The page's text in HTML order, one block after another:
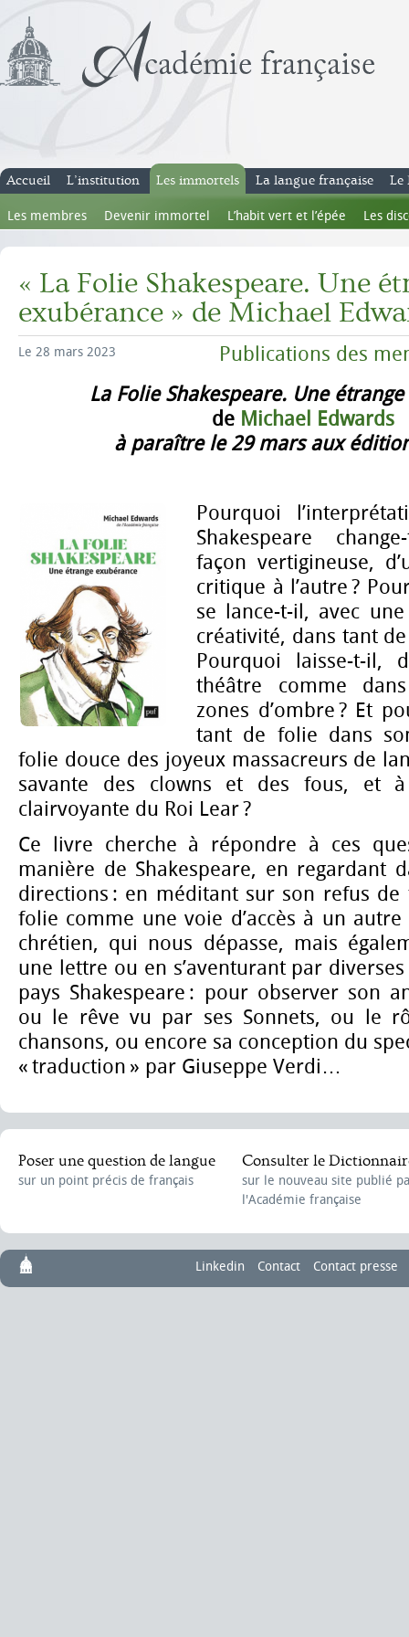
Accueil L’institution Les immortels
Les membres Devenir immortel L’habit vert et l’épée Les
La langue française Le
« La Folie Shakespeare. Une
exubérance » de Michael
Le 28 mars 2023
Publications des
La Folie Shakespeare. Une
de Michael Edwards
à paraître le 29 mars aux
Pourquoi
Shakespeare
façon vertigineuse,
critique à l’autre ?
se lance-t-il, avec
créativité, dans tant
Pourquoi laisse-t-il,
théâtre comme
zones d’ombre ? Et
tant de folie dans
folie douce des joyeux massacreurs de
savante des clowns et des fous, et à
clairvoyante du Roi Lear ?
Ce livre cherche à répondre à ces
manière de Shakespeare, en regardant
directions : en méditant sur son refus
folie comme une voie d’accès à un
chrétien, qui nous dépasse, mais
une lettre ou en s’aventurant par
pays Shakespeare : pour observer son
ou le rêve vu par ses Sonnets, ou le
chansons, ou encore sa conception du
« traduction » par Giuseppe Verdi…
Poser une question de langue
sur un point précis de français
Consulter le
sur le nouveau site publié
l'Académie française
Linkedin Contact Contact presse